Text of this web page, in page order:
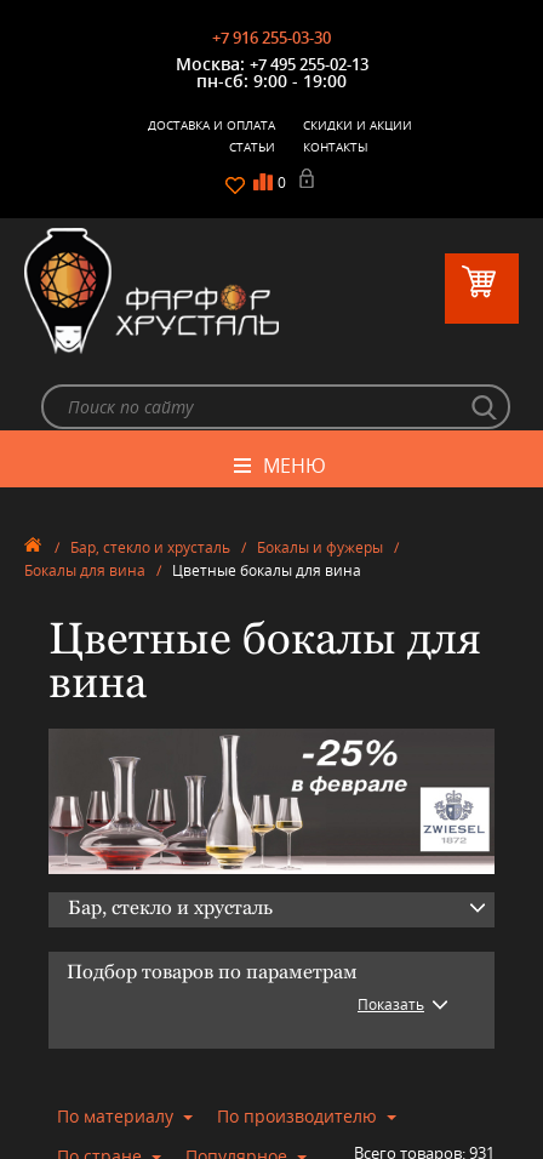
+7 916 255-03-30
Москва: +7 495 255-02-13
пн-сб: 9:00 - 19:00
0
ДОСТАВКА И ОПЛАТА
СКИДКИ И АКЦИИ
СТАТЬИ
КОНТАКТЫ
МЕНЮ
/ Бар, стекло и хрусталь / Бокалы и фужеры /
Бокалы для вина / Цветные бокалы для вина
Цветные бокалы для
вина
Бар, стекло и хрусталь
Подбор товаров по параметрам
Показать
По материалу
По производителю
Всего товаров:931